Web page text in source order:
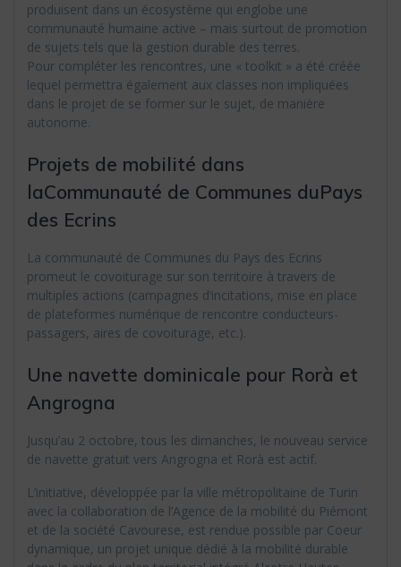
produisent dans un écosystème qui englobe une
communauté humaine active – mais surtout de promotion
de sujets tels que la gestion durable des terres.
Pour compléter les rencontres, une « toolkit » a été créée
lequel permettra également aux classes non impliquées
dans le projet de se former sur le sujet, de manière
autonome.
Projets de mobilité dans
laCommunauté de Communes duPays
des Ecrins
La communauté de Communes du Pays des Ecrins
promeut le covoiturage sur son territoire à travers de
multiples actions (campagnes d’incitations, mise en place
de plateformes numérique de rencontre conducteurs-
passagers, aires de covoiturage, etc.).
Une navette dominicale pour Rorà et
Angrogna
Jusqu’au 2 octobre, tous les dimanches, le nouveau service
de navette gratuit vers Angrogna et Rorà est actif.
L’initiative, développée par la ville métropolitaine de Turin
avec la collaboration de l’Agence de la mobilité du Piémont
et de la société Cavourese, est rendue possible par Coeur
dynamique, un projet unique dédié à la mobilité durable